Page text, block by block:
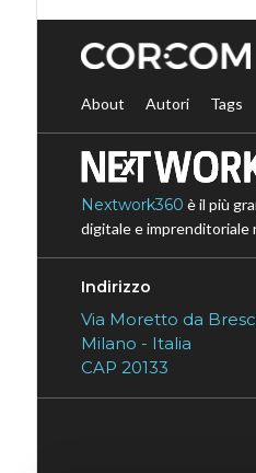
About Autori Tags
Nextwork360 è il più
digitale e imprenditoriale
Indirizzo
Via Moretto da
Milano - Italia
CAP 20133